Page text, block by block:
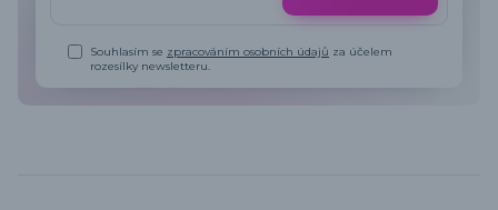
Souhlasím se zpracováním osobních údajů za účelem
rozesílky newsletteru.